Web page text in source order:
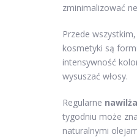
zminimalizować
Przede
kosmetyki są
intensywność
wysuszać włosy.
Regularne
tygodniu może
naturalnymi